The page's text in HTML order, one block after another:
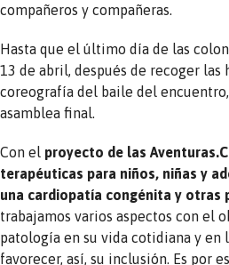
compañeros y compañeras.
Hasta que el último día de las
13 de abril, después de recoger las
coreografía del baile del
asamblea final.
Con el proyecto de las
terapéuticas para niños, niñas y
una cardiopatía congénita y otras
trabajamos varios aspectos con el
patología en su vida cotidiana y en
favorecer, así, su inclusión. Es por